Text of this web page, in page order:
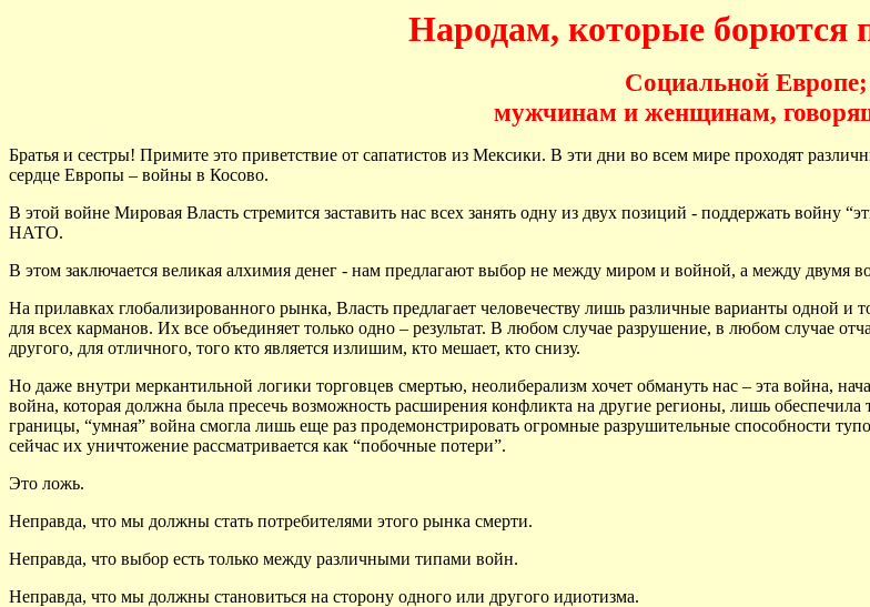
Народам, которые борются
Социальной Европе;
мужчинам и женщинам,
Братья и сестры! Примите это приветствие от сапатистов из Мексики. В эти дни во всем мире проходят
сердце Европы – войны в Косово.
В этой войне Мировая Власть стремится заставить нас всех занять одну из двух позиций - поддержать
НАТО.
В этом заключается великая алхимия денег - нам предлагают выбор не между миром и войной, а между двумя
На прилавках глобализированного рынка, Власть предлагает человечеству лишь различные варианты одной
для всех карманов. Их все объединяет только одно – результат. В любом случае разрушение, в любом случае
другого, для отличного, того кто является излишим, кто мешает, кто снизу.
Но даже внутри меркантильной логики торговцев смертью, неолиберализм хочет обмануть нас – эта война,
война, которая должна была пресечь возможность расширения конфликта на другие регионы, лишь
границы, “умная” война смогла лишь еще раз продемонстрировать огромные разрушительные способности
сейчас их уничтожение рассматривается как “побочные потери”.
Это ложь.
Неправда, что мы должны стать потребителями этого рынка смерти.
Неправда, что выбор есть только между различными типами войн.
Неправда, что мы должны становиться на сторону одного или другого идиотизма.